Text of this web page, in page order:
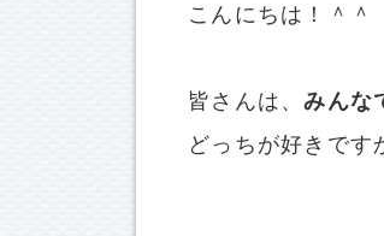
こんにちは！＾＾
皆さんは、みんな
どっちが好きです